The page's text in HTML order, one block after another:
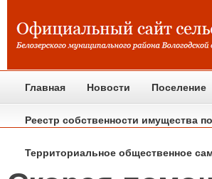
Главная Новости Поселение
Реестр собственности имущества
Территориальное общественное